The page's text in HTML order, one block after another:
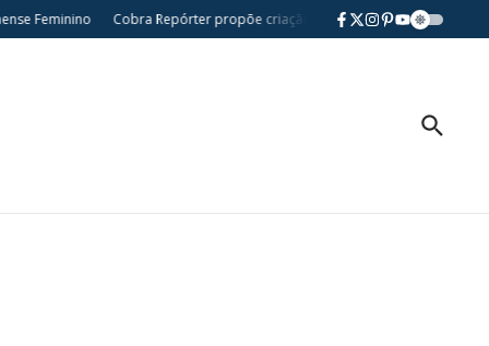
Feminino Cobra Repórter propõe criação da Semana da Comunidade